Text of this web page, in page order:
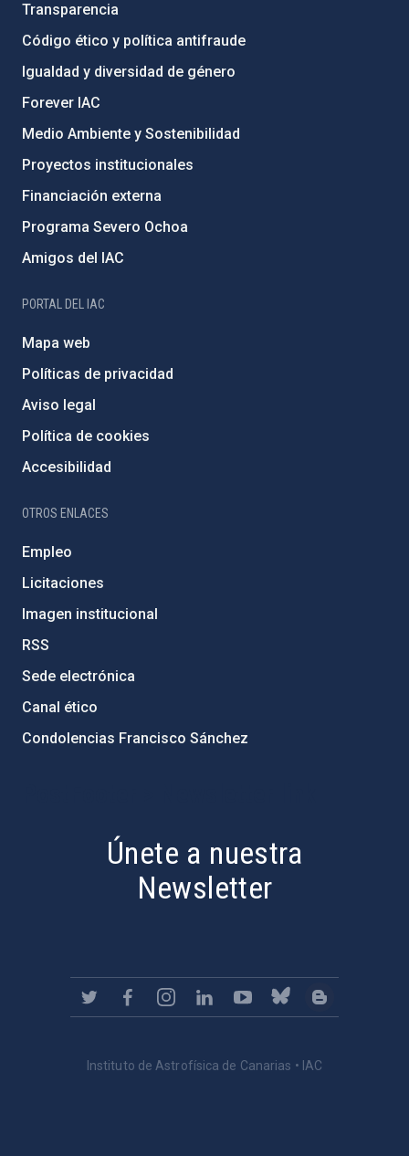
Transparencia
Código ético y política antifraude
Igualdad y diversidad de género
Forever IAC
Medio Ambiente y Sostenibilidad
Proyectos institucionales
Financiación externa
Programa Severo Ochoa
Amigos del IAC
PORTAL DEL IAC
Mapa web
Políticas de privacidad
Aviso legal
Política de cookies
Accesibilidad
OTROS ENLACES
Empleo
Licitaciones
Imagen institucional
RSS
Sede electrónica
Canal ético
Condolencias Francisco Sánchez
Únete a nuestra
Newsletter
Instituto de Astrofísica de Canarias • IAC